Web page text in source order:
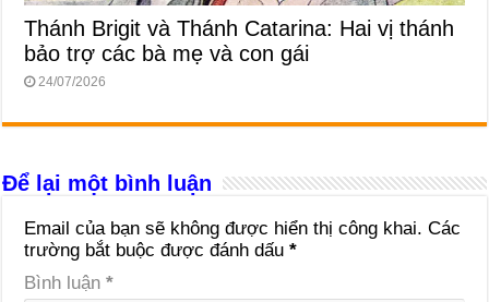
Thánh Brigit và Thánh Catarina: Hai vị thánh
bảo trợ các bà mẹ và con gái
24/07/2026
Để lại một bình luận
Email của bạn sẽ không được hiển thị công khai. Các
trường bắt buộc được đánh dấu*
Bình luận*